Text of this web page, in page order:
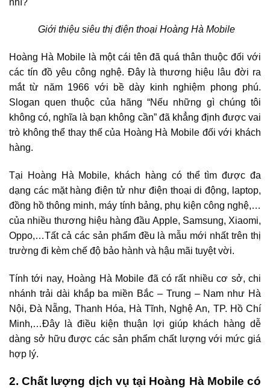
Giới thiệu siêu thị điện thoại Hoàng Hà Mobile
Hoàng Hà Mobile là một cái tên đã quá thân thuộc đối với
các tín đồ yêu công nghệ. Đây là thương hiệu lâu đời ra
mắt từ năm 1966 với bề dày kinh nghiệm phong phú.
Slogan quen thuộc của hãng “Nếu những gì chúng tôi
không có, nghĩa là bạn không cần” đã khẳng định được vai
trò không thể thay thế của Hoàng Hà Mobile đối với khách
hàng.
Tại Hoàng Hà Mobile, khách hàng có thể tìm được đa
dạng các mặt hàng điện tử như điện thoại di động, laptop,
đồng hồ thông minh, máy tính bảng, phụ kiện công nghệ,…
của nhiều thương hiệu hàng đầu Apple, Samsung, Xiaomi,
Oppo,…Tất cả các sản phẩm đều là mẫu mới nhất trên thị
trường đi kèm chế độ bảo hành và hậu mãi tuyệt vời.
Tính tới nay, Hoàng Hà Mobile đã có rất nhiều cơ sở, chi
nhánh trải dài khắp ba miền Bắc – Trung – Nam như Hà
Nội, Đà Nẵng, Thanh Hóa, Hà Tĩnh, Nghệ An, TP. Hồ Chí
Minh,…Đây là điều kiện thuận lợi giúp khách hàng dễ
dàng sở hữu được các sản phẩm chất lượng với mức giá
hợp lý.
2. Chất lượng dịch vụ tại Hoàng Hà Mobile có